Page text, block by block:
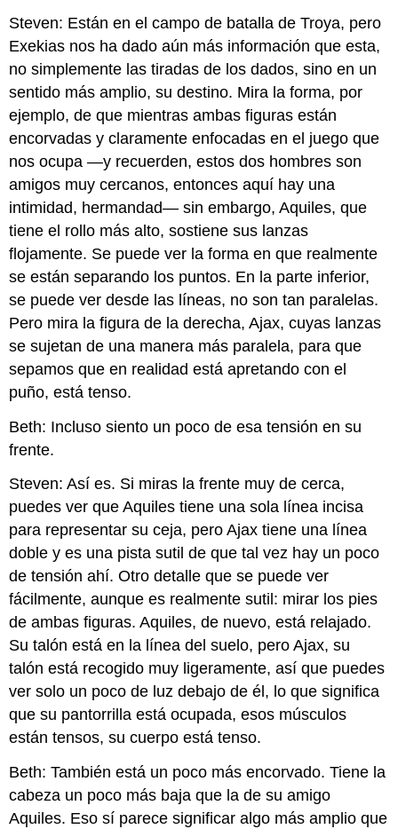
Steven: Están en el campo de batalla de Troya, pero
Exekias nos ha dado aún más información que esta,
no simplemente las tiradas de los dados, sino en un
sentido más amplio, su destino. Mira la forma, por
ejemplo, de que mientras ambas figuras están
encorvadas y claramente enfocadas en el juego que
nos ocupa —y recuerden, estos dos hombres son
amigos muy cercanos, entonces aquí hay una
intimidad, hermandad— sin embargo, Aquiles, que
tiene el rollo más alto, sostiene sus lanzas
flojamente. Se puede ver la forma en que realmente
se están separando los puntos. En la parte inferior,
se puede ver desde las líneas, no son tan paralelas.
Pero mira la figura de la derecha, Ajax, cuyas lanzas
se sujetan de una manera más paralela, para que
sepamos que en realidad está apretando con el
puño, está tenso.
Beth: Incluso siento un poco de esa tensión en su
frente.
Steven: Así es. Si miras la frente muy de cerca,
puedes ver que Aquiles tiene una sola línea incisa
para representar su ceja, pero Ajax tiene una línea
doble y es una pista sutil de que tal vez hay un poco
de tensión ahí. Otro detalle que se puede ver
fácilmente, aunque es realmente sutil: mirar los pies
de ambas figuras. Aquiles, de nuevo, está relajado.
Su talón está en la línea del suelo, pero Ajax, su
talón está recogido muy ligeramente, así que puedes
ver solo un poco de luz debajo de él, lo que significa
que su pantorrilla está ocupada, esos músculos
están tensos, su cuerpo está tenso.
Beth: También está un poco más encorvado. Tiene la
cabeza un poco más baja que la de su amigo
Aquiles. Eso sí parece significar algo más amplio que